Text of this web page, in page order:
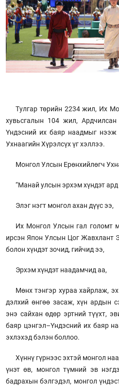
Тулгар төрийн 2234 жил, Их
хувьсгалын 104 жил,
Үндэсний их баяр наадмыг
Ухнаагийн Хүрэлсүх үг хэллээ.
Монгол Улсын Ерөнхийлөгч
“Манай улсын эрхэм хүндэт ард
Элэг нэгт монгол ахан дүүс ээ,
Их Монгол Улсын гал голомт
ирсэн Япон Улсын Цог Жавхлант
болон хүндэт зочид, гийчид ээ,
Эрхэм хүндэт наадамчид аа,
Мөнх тэнгэр хураа хайрлаж,
дэлхий өнгөө засаж, хүн ардын
энэ сайхан өдөр эртний түүхт,
баяр цэнгэл–Үндэсний их баяр
эхлэхэд бэлэн боллоо.
Хүннү гүрнээс эхтэй монгол
үнэт өв, монгол түмний эв
бадрахын бэлгэдэл, монгол